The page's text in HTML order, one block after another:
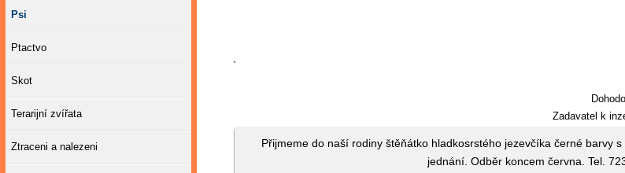
`
Zadavatel k
Přijmeme do naší rodiny štěňátko hladkosrstého jezevčíka černé barvy
jednání. Odběr koncem června. Tel.
Psi
Ptactvo
Skot
Terarijní zvířata
Ztraceni a nalezeni